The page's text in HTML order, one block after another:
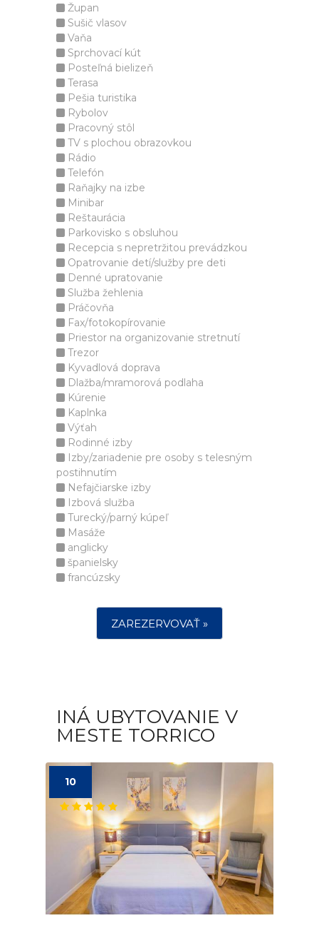
Župan
Sušič vlasov
Vaňa
Sprchovací kút
Posteľná bielizeň
Terasa
Pešia turistika
Rybolov
Pracovný stôl
TV s plochou obrazovkou
Rádio
Telefón
Raňajky na izbe
Minibar
Reštaurácia
Parkovisko s obsluhou
Recepcia s nepretržitou prevádzkou
Opatrovanie detí/služby pre deti
Denné upratovanie
Služba žehlenia
Práčovňa
Fax/fotokopírovanie
Priestor na organizovanie stretnutí
Trezor
Kyvadlová doprava
Dlažba/mramorová podlaha
Kúrenie
Kaplnka
Výťah
Rodinné izby
Izby/zariadenie pre osoby s telesným
postihnutím
Nefajčiarske izby
Izbová služba
Turecký/parný kúpeľ
Masáže
anglicky
španielsky
francúzsky
ZAREZERVOVAŤ »
INÁ UBYTOVANIE V
MESTE TORRICO
10